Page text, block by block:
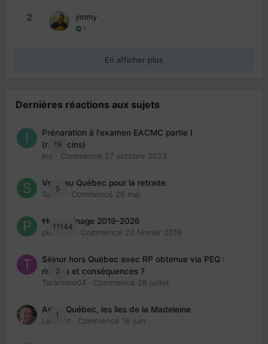
2 jimmy
1
En afficher plus
Dernières réactions aux sujets
19
Préparation à l'examen EACMC partie I
(médecins)
Ino · Commencé 27 octobre 2023
5
Venir au Québec pour la retraite
Sab74
· Commencé 26 mai
11144
👬 Parrainage 2019-2026
piinoush · Commencé 22 février 2019
2
Séjour hors Québec avec RP obtenue via PEQ :
risques et conséquences ?
Tarantino04 · Commencé 28 juillet
1
Arte : Québec, les îles de la Madeleine
Laurent · Commencé 16 juin